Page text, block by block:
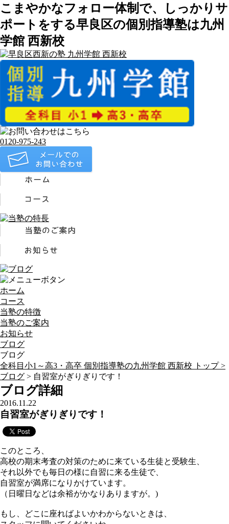
こまやかなフォロー体制で、しっかりサ
ポートをする早良区の個別指導塾は九州
学館 西新校
0120-975-243
ホーム
コース
当塾の特徴
当塾のご案内
お知らせ
ブログ
ブログ
全科目小1～高3・高卒 個別指導塾の九州学館 西新校 トップ >
ブログ > 自習室がぎりぎりです！
ブログ詳細
2016.11.22
自習室がぎりぎりです！
このところ、
高校の期末考査の対策のために来ている生徒と受験生、
それ以外でも毎日の様に自習に来る生徒で、
自習室が満席になりかけています。
（日曜日などは余裕がかなりありますが。)
もし、どこに座ればよいかわからないときは、